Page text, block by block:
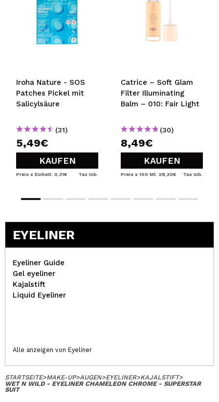
Iroha Nature - SOS
Patches Pickel mit
Salicylsäure
(31)
5,49€
KAUFEN
Preis x Einheit: 0,31€ Tax Inb.
Catrice – Soft Glam
Filter Illuminating
Balm – 010: Fair Light
(30)
8,49€
KAUFEN
Preis x 100 Ml: 28,30€ Tax Inb.
EYELINER
Eyeliner Guide
Gel eyeliner
Kajalstift
Liquid Eyeliner
Alle anzeigen von Eyeliner
STARTSEITE>MAKE-UP>AUGEN>EYELINER>KAJALSTIFT>
WET N WILD - EYELINER CHAMELEON CHROME - SUPERSTAR
SUIT